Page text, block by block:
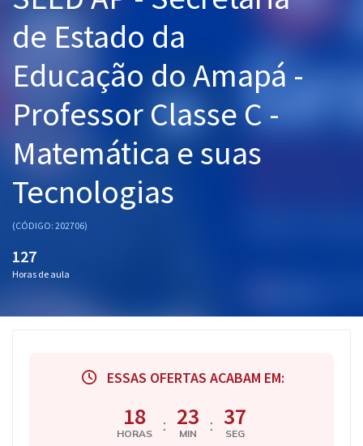
Graduação
Mentorias
Questões grátis
Conteúdo gratuito
Blog
Aprovados
de Estado da
Educação do Amapá -
Professor Classe C -
Matemática e suas
Tecnologias
(CÓDIGO: 202706)
127
Horas de aula
ESSAS OFERTAS ACABAM EM:
18
HORAS : 23
MIN : 37
SEG